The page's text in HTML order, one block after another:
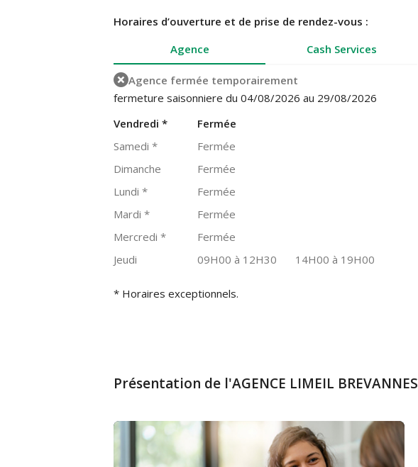
Horaires d’ouverture et de prise de rendez-vous :
Agence
Cash Services
Agence fermée temporairement
fermeture saisonniere du 04/08/2026 au 29/08/2026
Vendredi *
Fermée
Samedi *
Fermée
Dimanche
Fermée
Lundi *
Fermée
Mardi *
Fermée
Mercredi *
Fermée
Jeudi
09H00 à 12H30 14H00 à 19H00
* Horaires exceptionnels.
Présentation de l'AGENCE LIMEIL BREVANNES